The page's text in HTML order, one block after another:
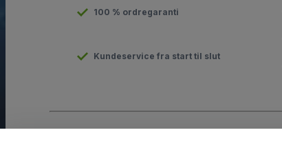
100 % ordregaranti
Kundeservice fra start til slut